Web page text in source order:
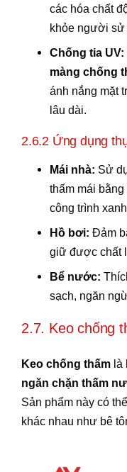
các hóa chất
khỏe người sử
Chống tia UV:
màng chống
ánh nắng mặt
lâu dài.
2.6.2 Ứng dụng
Mái nhà: Sử
thấm mái
công trình
Hồ bơi: Đảm
giữ được chất
Bể nước:
sạch, ngăn
2.7. Keo chống
Keo chống thấm
ngăn chặn thấm
Sản phẩm này có
khác nhau như bê